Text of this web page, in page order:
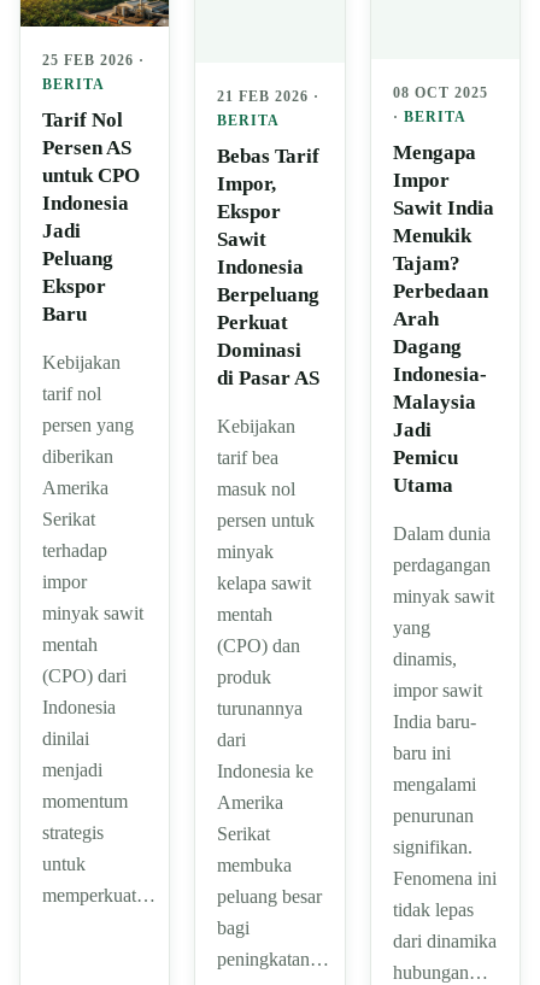
25 FEB 2026 ·
BERITA
Tarif Nol
Persen AS
untuk CPO
Indonesia
Jadi
Peluang
Ekspor
Baru
Kebijakan
tarif nol
persen yang
diberikan
Amerika
Serikat
terhadap
impor
minyak sawit
mentah
(CPO) dari
Indonesia
dinilai
menjadi
momentum
strategis
untuk
memperkuat…
21 FEB 2026 ·
BERITA
Bebas Tarif
Impor,
Ekspor
Sawit
Indonesia
Berpeluang
Perkuat
Dominasi
di Pasar AS
Kebijakan
tarif bea
masuk nol
persen untuk
minyak
kelapa sawit
mentah
(CPO) dan
produk
turunannya
dari
Indonesia ke
Amerika
Serikat
membuka
peluang besar
bagi
peningkatan…
08 OCT 2025
· BERITA
Mengapa
Impor
Sawit India
Menukik
Tajam?
Perbedaan
Arah
Dagang
Indonesia-
Malaysia
Jadi
Pemicu
Utama
Dalam dunia
perdagangan
minyak sawit
yang
dinamis,
impor sawit
India baru-
baru ini
mengalami
penurunan
signifikan.
Fenomena ini
tidak lepas
dari dinamika
hubungan…